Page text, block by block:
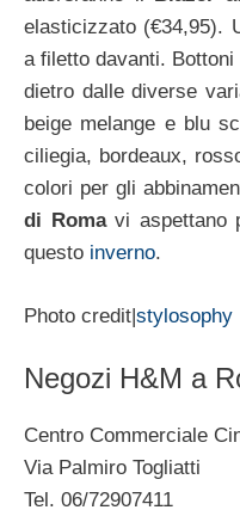
elasticizzato (€34,95).
a filetto davanti.
dietro dalle diverse
beige melange e blu
ciliegia, bordeaux,
colori per gli
di Romavi aspettano
questo inverno.
Photo credit|stylosophy
Negozi H&M a
Centro Commerciale
Via Palmiro Togliatti
Tel. 06/72907411